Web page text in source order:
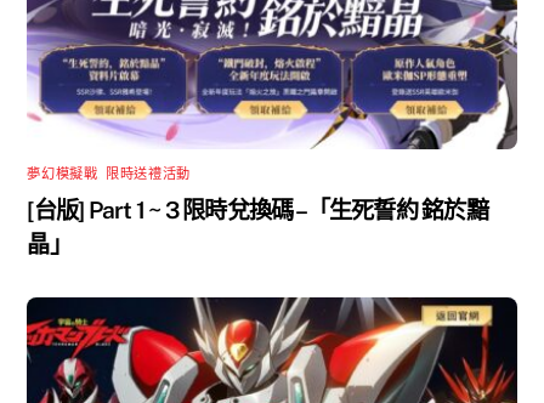
夢幻模擬戰 限時送禮活動
[台版] Part 1 ~ 3 限時兌換碼 –「生死誓約 銘於黯
晶」